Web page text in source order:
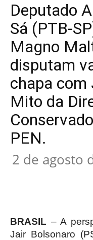
Deputado
Sá (PTB-
Magno
disputam
chapa com
Mito da
PEN.
2 de agosto
BRASIL – A
Jair Bolsonaro